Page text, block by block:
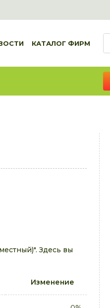
КАТАЛОГ ФИРМ
Здесь вы
Изменение